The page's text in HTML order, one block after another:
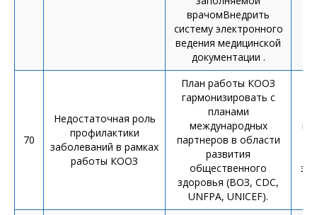
врачомВнедрить
систему электронного
ведения медицинской
документации .
70
Недостаточная роль
профилактики
заболеваний в рамках
работы КООЗ
План работы КООЗ
гармонизировать с
планами
международных
партнеров в области
развития
общественного
здоровья (ВОЗ, CDC,
UNFPA, UNICEF).